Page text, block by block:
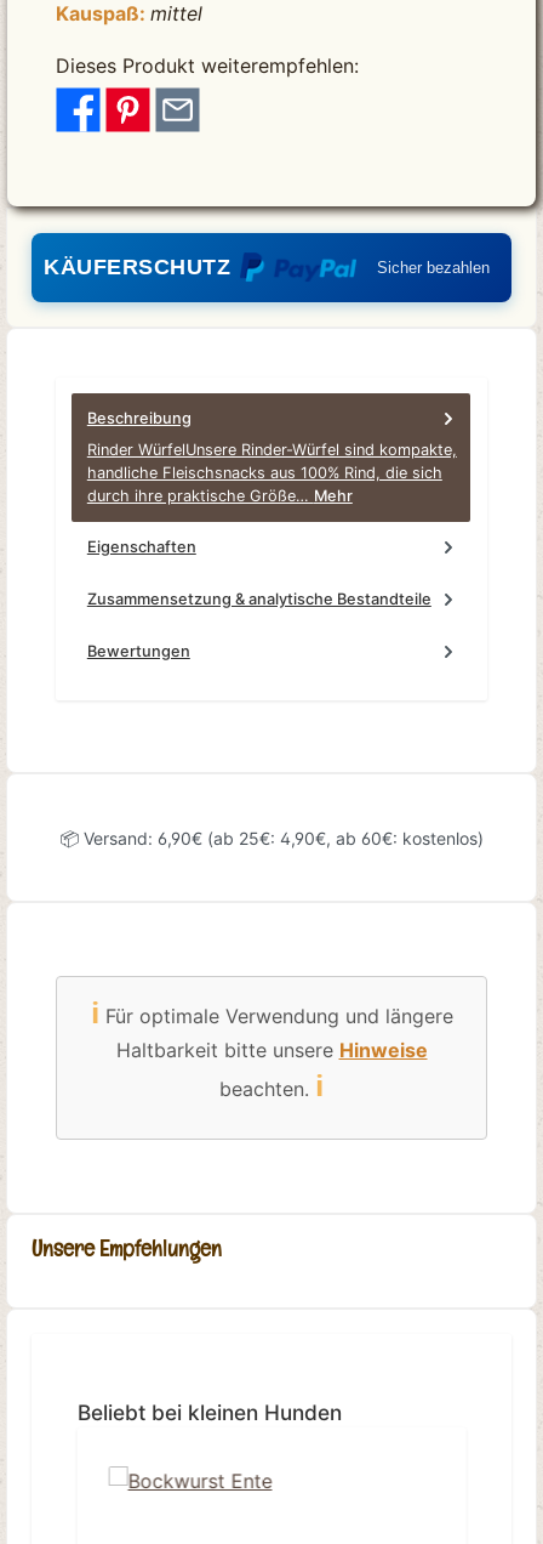
Kauspaß: mittel
Dieses Produkt weiterempfehlen:
KÄUFERSCHUTZ Sicher bezahlen
Beschreibung
Rinder WürfelUnsere Rinder-Würfel sind kompakte,
handliche Fleischsnacks aus 100% Rind, die sich
durch ihre praktische Größe… Mehr
Eigenschaften
Zusammensetzung & analytische Bestandteile
Bewertungen
📦 Versand: 6,90€ (ab 25€: 4,90€, ab 60€: kostenlos)
ℹ️ Für optimale Verwendung und längere
Haltbarkeit bitte unsere Hinweise
beachten. ℹ️
Unsere Empfehlungen
Produktgalerie überspringen
Beliebt bei kleinen Hunden